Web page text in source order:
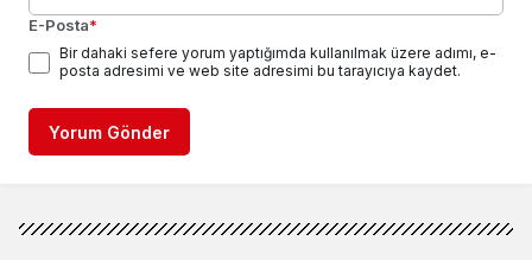
E-Posta*
Bir dahaki sefere yorum yaptığımda kullanılmak üzere adımı, e-
posta adresimi ve web site adresimi bu tarayıcıya kaydet.
Yorum Gönder